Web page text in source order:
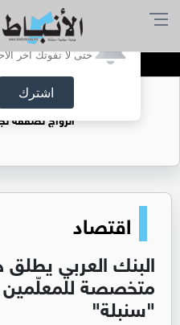
أترغب في
حتى لا تفوتك آخر
اشتركفتيات
الزواج لصفقة
اقتصاد
البنك العربي
متخصصة
"سنبلة"